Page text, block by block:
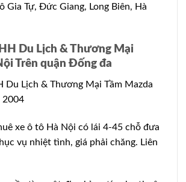
Gia Tự, Đức Giang, Long Biên, Hà
Du Lịch & Thương Mại
Trên quận Đống đa
Du Lịch & Thương Mại Tầm Mazda
2004
xe ô tô Hà Nội có lái 4-45 chỗ đưa
vụ nhiệt tình, giá phải chăng. Liên